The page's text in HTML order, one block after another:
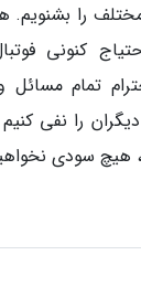
را بشنویم.
کنونی
تمام
را نفی
سودی